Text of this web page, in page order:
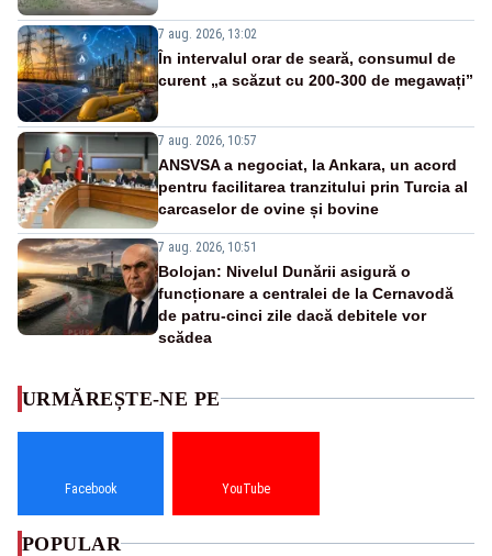
7 aug. 2026, 13:02
În intervalul orar de seară, consumul de
curent „a scăzut cu 200-300 de megawați”
7 aug. 2026, 10:57
ANSVSA a negociat, la Ankara, un acord
pentru facilitarea tranzitului prin Turcia al
carcaselor de ovine și bovine
7 aug. 2026, 10:51
Bolojan: Nivelul Dunării asigură o
funcționare a centralei de la Cernavodă
de patru-cinci zile dacă debitele vor
scădea
URMĂREȘTE-NE PE
Facebook YouTube
POPULAR